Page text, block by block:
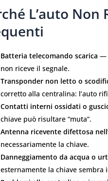
L’auto Non
Batteria telecomando scarica —
non riceve il segnale.
Transponder non letto o
corretto alla centralina: l’auto
Contatti interni ossidati o
chiave può risultare “muta”.
Antenna ricevente difettosa
necessariamente la chiave.
Danneggiamento da acqua o
esternamente la chiave sembra